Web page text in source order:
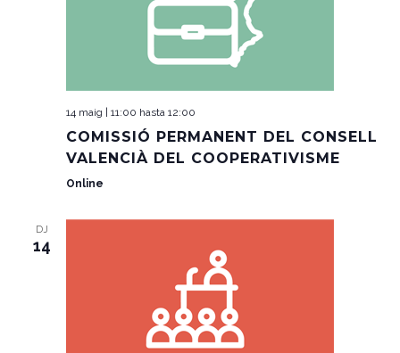
14 maig | 11:00 hasta 12:00
COMISSIÓ PERMANENT DEL CONSELL
VALENCIÀ DEL COOPERATIVISME
Online
DJ
14